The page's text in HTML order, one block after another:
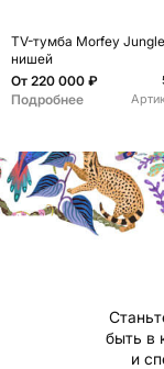
TV-тумба Morfey
нишей
От 220 000 ₽
Подробнее
быть в
и